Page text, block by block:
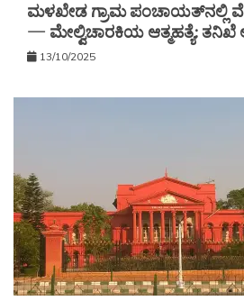
ಮಳಖೇಡ ಗ್ರಾಮ ಪಂಚಾಯತ್‌ನಲ್ಲಿ
— ಮೇಲ್ವಿಚಾರಕಿಯ ಆತ್ಮಹತ್ಯೆ: ತನಿಖೆ
13/10/2025